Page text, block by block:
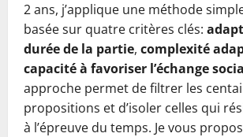
2 ans, j’applique une méthode
basée sur quatre critères clés:
durée de la partie, complexité
capacité à favoriser l’échange
approche permet de filtrer les
propositions et d’isoler celles qui
à l’épreuve du temps. Je vous